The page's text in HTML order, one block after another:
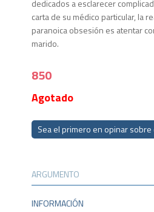
dedicados a esclarecer
carta de su médico particular, la
paranoica obsesión es atentar
marido.
850
Agotado
Sea el primero en opinar
ARGUMENTO
INFORMACIÓN